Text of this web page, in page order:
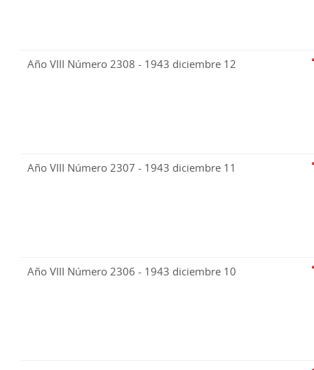
Año VIII Número 2308 - 1943 diciembre 12
Año VIII Número 2307 - 1943 diciembre 11
Año VIII Número 2306 - 1943 diciembre 10